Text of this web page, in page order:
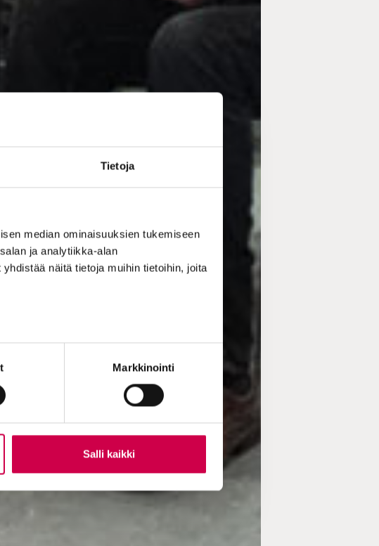
Tietoja
median ominaisuuksien tukemiseen
ja analytiikka-alan
näitä tietoja muihin tietoihin, joita
Markkinointi
Salli kaikki